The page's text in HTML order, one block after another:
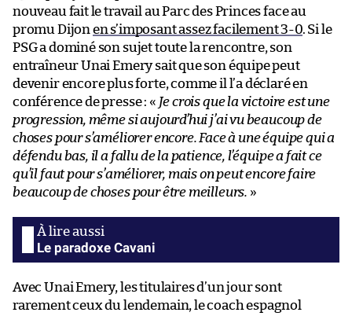
nouveau fait le travail au Parc des Princes face au
promu Dijon en s’imposant assez facilement 3-0. Si le
PSG a dominé son sujet toute la rencontre, son
entraîneur Unai Emery sait que son équipe peut
devenir encore plus forte, comme il l’a déclaré en
conférence de presse : « Je crois que la victoire est une
progression, même si aujourd’hui j’ai vu beaucoup de
choses pour s’améliorer encore. Face à une équipe qui a
défendu bas, il a fallu de la patience, l’équipe a fait ce
qu’il faut pour s’améliorer, mais on peut encore faire
beaucoup de choses pour être meilleurs. »
Le paradoxe Cavani
Avec Unai Emery, les titulaires d’un jour sont
rarement ceux du lendemain, le coach espagnol